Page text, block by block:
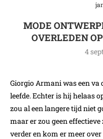
MODE
OVERLEDEN
4
Giorgio Armani was een va
leefde. Echter is hij helaas
zou al een langere tijd niet
maar er zou geen
verder en kom er meer over